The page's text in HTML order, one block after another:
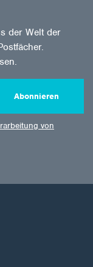
der Welt der
Abonnieren
von